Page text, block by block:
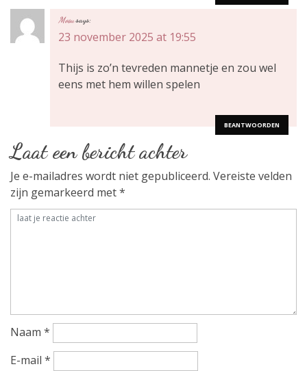
n
a
a
t
Mosu says:
23 november 2025 at 19:55
Thijs is zo’n tevreden mannetje en zou wel
eens met hem willen spelen
BEANTWOORDEN
Laat een bericht achter
Je e-mailadres wordt niet gepubliceerd. Vereiste velden
zijn gemarkeerd met*
Naam *
E-mail *